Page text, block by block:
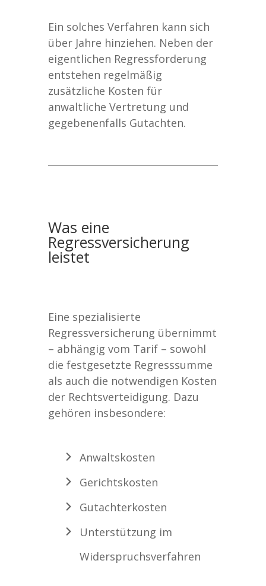
Ein solches Verfahren kann sich
über Jahre hinziehen. Neben der
eigentlichen Regressforderung
entstehen regelmäßig
zusätzliche Kosten für
anwaltliche Vertretung und
gegebenenfalls Gutachten.
Was eine
Regressversicherung
leistet
Eine spezialisierte
Regressversicherung übernimmt
– abhängig vom Tarif – sowohl
die festgesetzte Regresssumme
als auch die notwendigen Kosten
der Rechtsverteidigung. Dazu
gehören insbesondere:
Anwaltskosten
Gerichtskosten
Gutachterkosten
Unterstützung im
Widerspruchsverfahren